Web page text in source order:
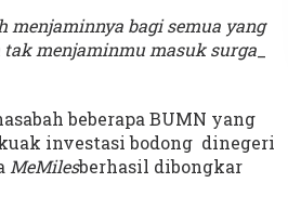
bagi semua yang
menjaminmu masuk surga_
beberapa BUMN yang
investasi bodong dinegeri
MeMilesberhasil dibongkar